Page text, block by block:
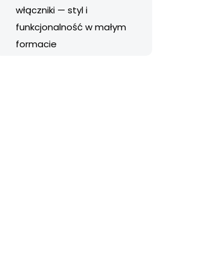
włączniki — styl i
funkcjonalność w małym
formacie